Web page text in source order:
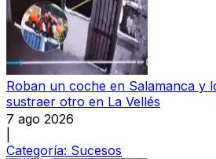
Roban un coche en Salamanca y
sustraer otro en La Vellés
7 ago 2026
Categoría: Sucesos